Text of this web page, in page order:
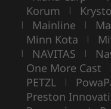
Korum |
| Mainline |
Minn Kota |
| NAVITAS |
One More Cast
PETZL |
Preston